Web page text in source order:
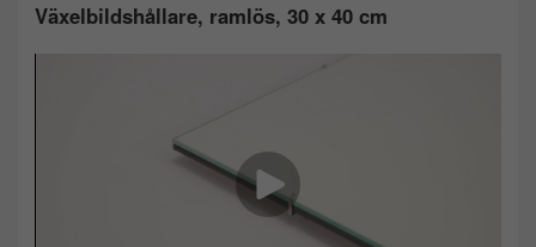
Växelbildshållare, ramlös, 30 x 40 cm